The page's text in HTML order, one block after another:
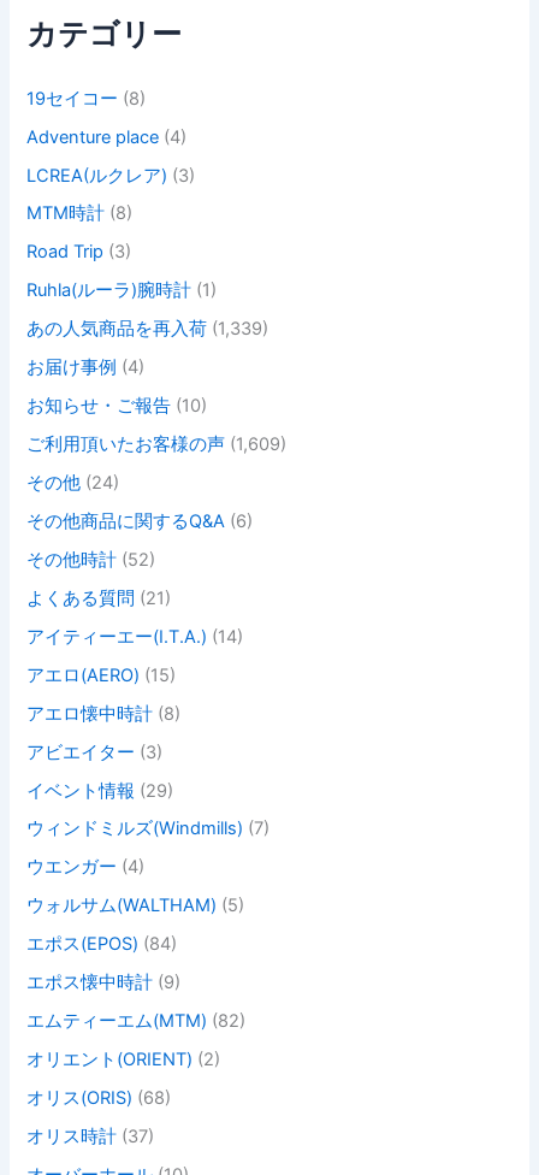
カテゴリー
19セイコー (8)
Adventure place (4)
LCREA(ルクレア) (3)
MTM時計 (8)
Road Trip (3)
Ruhla(ルーラ)腕時計 (1)
あの人気商品を再入荷 (1,339)
お届け事例 (4)
お知らせ・ご報告 (10)
ご利用頂いたお客様の声 (1,609)
その他 (24)
その他商品に関するQ&A (6)
その他時計 (52)
よくある質問 (21)
アイティーエー(I.T.A.) (14)
アエロ(AERO) (15)
アエロ懐中時計 (8)
アビエイター (3)
イベント情報 (29)
ウィンドミルズ(Windmills) (7)
ウエンガー (4)
ウォルサム(WALTHAM) (5)
エポス(EPOS) (84)
エポス懐中時計 (9)
エムティーエム(MTM) (82)
オリエント(ORIENT) (2)
オリス(ORIS) (68)
オリス時計 (37)